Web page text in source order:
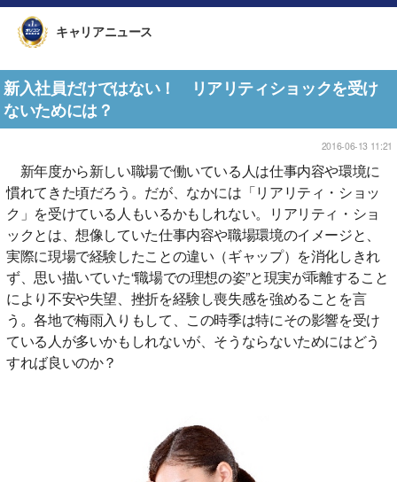
キャリアニュース
新入社員だけではない！ リアリティショックを受け
ないためには？
2016-06-13 11:21
新年度から新しい職場で働いている人は仕事内容や環境に
慣れてきた頃だろう。だが、なかには「リアリティ・ショッ
ク」を受けている人もいるかもしれない。リアリティ・ショ
ックとは、想像していた仕事内容や職場環境のイメージと、
実際に現場で経験したことの違い（ギャップ）を消化しきれ
ず、思い描いていた“職場での理想の姿”と現実が乖離すること
により不安や失望、挫折を経験し喪失感を強めることを言
う。各地で梅雨入りもして、この時季は特にその影響を受け
ている人が多いかもしれないが、そうならないためにはどう
すれば良いのか？